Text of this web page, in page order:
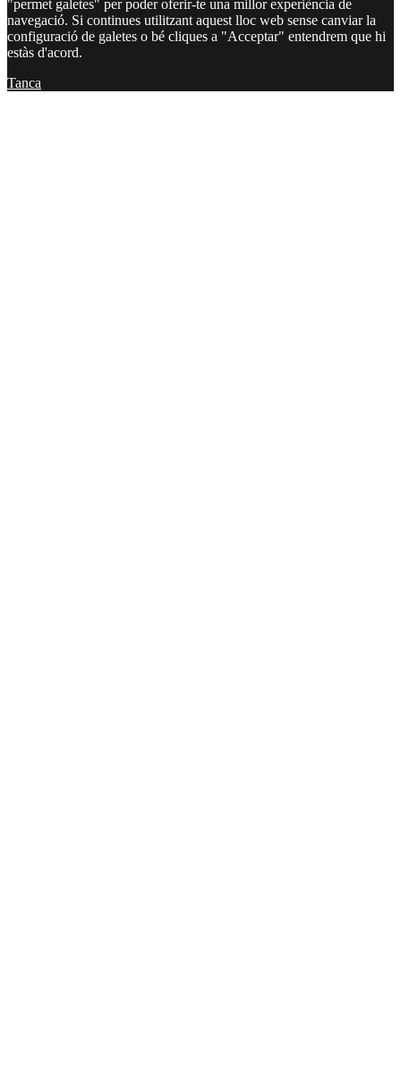
"permet galetes" per poder oferir-te una millor experiència de
navegació. Si continues utilitzant aquest lloc web sense canviar la
configuració de galetes o bé cliques a "Acceptar" entendrem que hi
estàs d'acord.
Tanca